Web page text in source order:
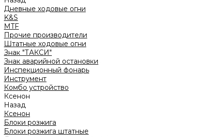
Дневные ходовые огни
K&S
MTF
Прочие производители
Штатные ходовые огни
Знак "ТАКСИ"
Знак аварийной остановки
Инспекционный фонарь
Инструмент
Комбо устройство
Ксенон
Назад
Ксенон
Блоки розжига
Блоки розжига штатные